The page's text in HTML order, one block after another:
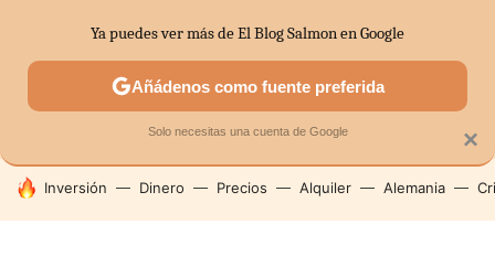
SECTORES ECONOMÍA DOMÉSTICA MERCADOS
HOY SE HABLA DE
Inversión Dinero Precios Alquiler Alemania
×
Ya puedes ver más de El Blog Salmon en Google
Añádenos como fuente preferida
Solo necesitas una cuenta de Google